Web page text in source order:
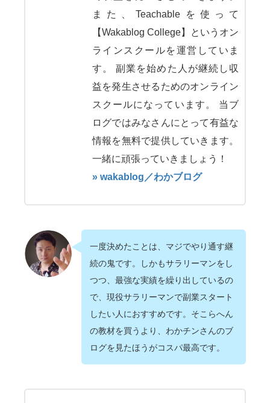
また、Teachableを使って
【Wakablog College】というオン
ラインスクールを運営していま
す。 副業を始めた人が継続し収
益を発生させるためのオンライン
スクールになっています。 当ブ
ログではみなさんにとって有益な
情報を無料で提供していきます。
一緒に頑張っていきましょう！
» wakablog／わかブログ
一度決めたことは、マジでやり通す継
続の鬼です。しかもサラリーマンをし
つつ、最強な実績を繰り出しているの
で、現役サラリーマンで副業スタート
したい人におすすめです。そこらへん
の教材を買うより、わかチンさんのブ
ログを見たほうがコスパ最高です。